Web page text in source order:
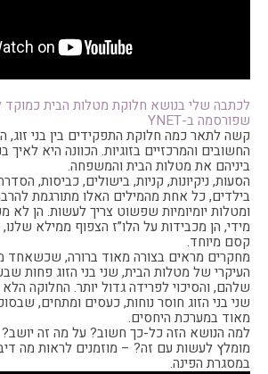
לכתבה שלי בנושא חלוקת מטלות הבית כמוקד
שפורסמה ב-YNET
קשה לתאר כמה חלוקת התפקידים בין בני זוג,
החשובים והמרכזיים בזוגיות. הכוונה היא לאיך
ביניהם את מטלות הבית והמשפחה.
הסעות, ניקיונות, קניות, בישולים, כביסות,
בילדים, כל אחת מהמילים האלו מתורגמת
ומטלות יומיומיות שפשוט צריך לעשות. הן לא
מידי, הן מכבידות על הלו”ז הצפוף ממילא
קסם מיוחד.
מחקרים מראים בצורה מאוד ברורה, שכשאחד
העיקרי של מטלות הבית, שני בני הזוג פחות
שלהם, והסיכוי לפרידה גדול יותר. החלוקה הלא
שני בני הזוג חוסר נוחות, כעסים ומתחים,
מאוד במערכת היחסים.
למה הנושא הזה כל-כך חשוב? על מה זה יושב?
מומלץ לעשות עם זה? – מוזמנים לראות מה
במסגרת הפינה.